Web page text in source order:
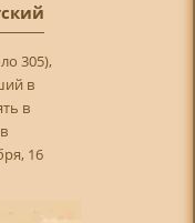
305),
в
в
16